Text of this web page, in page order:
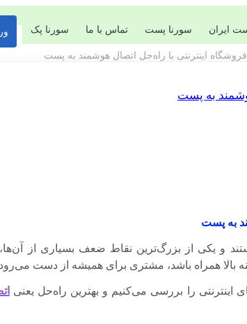
ایران سورنا پست تماس با ما سورنا پک
اینترنتی با راه‌حل اتصال هوشمند به پست
به پست
به پست
هستند و یکی از بزرگ‌ترین نقاط ضعف بسیاری از
بالا همراه باشد، مشتری برای همیشه از دست
را بررسی می‌کنیم و بهترین راه‌حل یعنی